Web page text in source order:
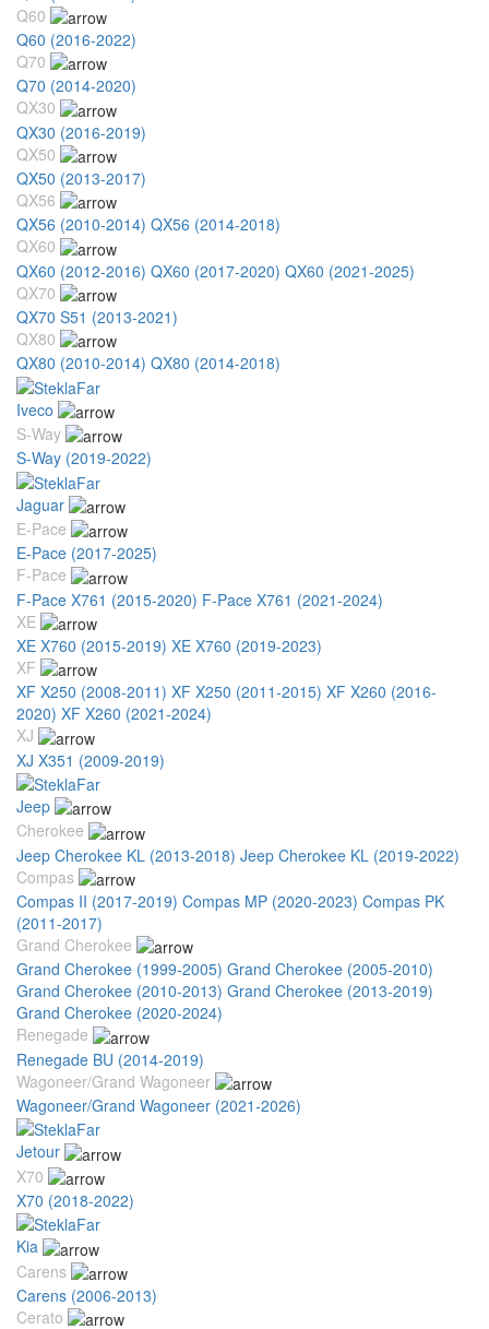
Q60
Q60 (2016-2022)
Q70
Q70 (2014-2020)
QX30
QX30 (2016-2019)
QX50
QX50 (2013-2017)
QX56
QX56 (2010-2014) QX56 (2014-2018)
QX60
QX60 (2012-2016) QX60 (2017-2020) QX60 (2021-2025)
QX70
QX70 S51 (2013-2021)
QX80
QX80 (2010-2014) QX80 (2014-2018)
Iveco
S-Way
S-Way (2019-2022)
Jaguar
E-Pace
E-Pace (2017-2025)
F-Pace
F-Pace X761 (2015-2020) F-Pace X761 (2021-2024)
XE
XE X760 (2015-2019) XE X760 (2019-2023)
XF
XF X250 (2008-2011) XF X250 (2011-2015) XF X260 (2016-
2020) XF X260 (2021-2024)
XJ
XJ X351 (2009-2019)
Jeep
Cherokee
Jeep Cherokee KL (2013-2018) Jeep Cherokee KL (2019-2022)
Compas
Compas II (2017-2019) Compas MP (2020-2023) Compas PK
(2011-2017)
Grand Cherokee
Grand Cherokee (1999-2005) Grand Cherokee (2005-2010)
Grand Cherokee (2010-2013) Grand Cherokee (2013-2019)
Grand Cherokee (2020-2024)
Renegade
Renegade BU (2014-2019)
Wagoneer/Grand Wagoneer
Wagoneer/Grand Wagoneer (2021-2026)
Jetour
X70
X70 (2018-2022)
Kia
Carens
Carens (2006-2013)
Cerato